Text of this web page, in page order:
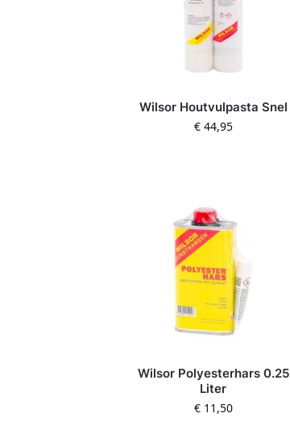
Wilsor Houtvulpasta Snel
€44,95
Wilsor Polyesterhars 0.25
Liter
€11,50